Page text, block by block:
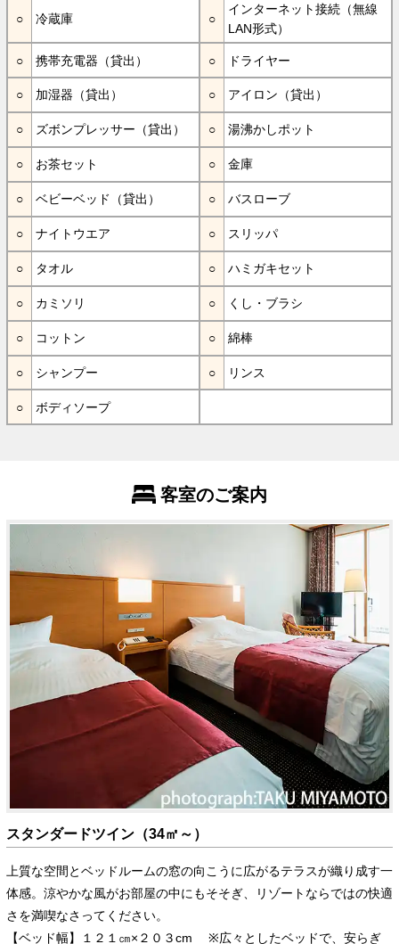
冷蔵庫
インターネット接続（無線
LAN形式）
携帯充電器（貸出） ドライヤー
加湿器（貸出） アイロン（貸出）
ズボンプレッサー（貸出） 湯沸かしポット
お茶セット 金庫
ベビーベッド（貸出） バスローブ
ナイトウエア スリッパ
タオル ハミガキセット
カミソリ くし・ブラシ
コットン 綿棒
シャンプー リンス
ボディソープ
客室のご案内
スタンダードツイン（34㎡～）
上質な空間とベッドルームの窓の向こうに広がるテラスが織り成す一
体感。涼やかな風がお部屋の中にもそそぎ、リゾートならではの快適
さを満喫なさってください。
【ベッド幅】１２１㎝×２０３cm ※広々としたベッドで、安らぎ